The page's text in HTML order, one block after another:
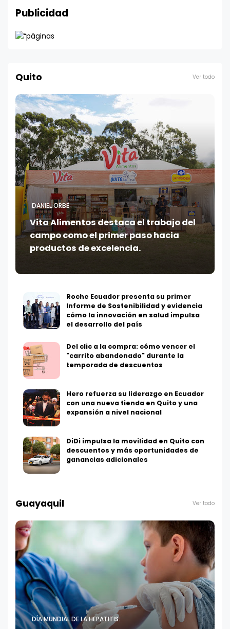
Publicidad
Quito Ver todo
DANIEL ORBE
Vita Alimentos destaca el trabajo del
campo como el primer paso hacia
productos de excelencia.
Roche Ecuador presenta su primer
Informe de Sostenibilidad y evidencia
cómo la innovación en salud impulsa
el desarrollo del país
Del clic a la compra: cómo vencer el
"carrito abandonado" durante la
temporada de descuentos
Hero refuerza su liderazgo en Ecuador
con una nueva tienda en Quito y una
expansión a nivel nacional
DiDi impulsa la movilidad en Quito con
descuentos y más oportunidades de
ganancias adicionales
Guayaquil Ver todo
DÍA MUNDIAL DE LA HEPATITIS: